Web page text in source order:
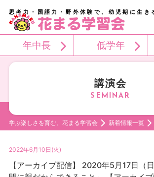
思考力・国語力・野外体験で、幼児期に生き
年中長 低学年
講演会
学ぶ楽しさを育む。花まる学習会 新着情報一覧
2022年6月10日(火)
【アーカイブ配信】 2020年5月17日（